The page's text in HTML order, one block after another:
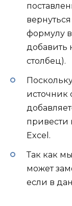
формулу
добавить
столбец).
источник
привести
Excel.
Так как
может
если в